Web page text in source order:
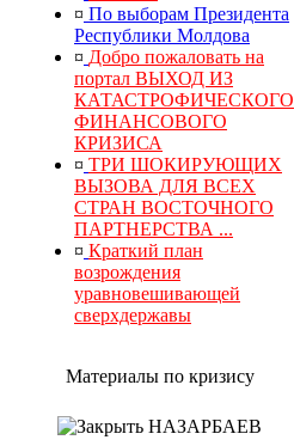
¤ По выборам Президента
Республики Молдова
¤ Добро пожаловать на
портал ВЫХОД ИЗ
КАТАСТРОФИЧЕСКОГО
ФИНАНСОВОГО
КРИЗИСА
¤ ТРИ ШОКИРУЮЩИХ
ВЫЗОВА ДЛЯ ВСЕХ
СТРАН ВОСТОЧНОГО
ПАРТНЕРСТВА ...
¤ Краткий план
возрождения
уравновешивающей
сверхдержавы
Материалы по кризису
НАЗАРБАЕВ